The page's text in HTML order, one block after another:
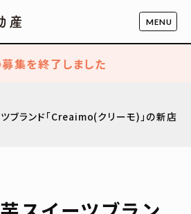
集を終了しました
ブランド「Creaimo(クリーモ)」の新店